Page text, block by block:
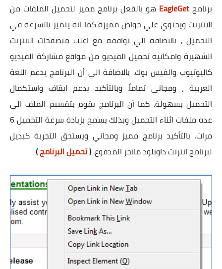
برنامج EagleGet هو بالفعل برنامج مميز لتحميل الملفات من
الانترنت ويحتوي علي خواص مميزة كما انه يتميز بالسرعة في
التحميل ، بالاضافة الي توافقه مع اغلب متصفحات الانترنت
الشهيرة وامكانية تحميل الفيديو من مواقع مشاركة الفيديو
كاليوتيوب والفيس بوك. بالاضافة الي أن البرنامج يدعم اللغة
العربية ، ومجاني تماماً. وبالتأكيد يدعم ايقاف واستكمال
التحميل بسهولة. كما أن البرنامج يقوم بتقسيم الملف الي
عده ملفات اثناء التحميل وبذلك يسمح بزيادة سرعة التحميل 6
مرات. بالتأكيد برنامج مميز ومجاني ويستحق التجربة كبديل
لبرنامج انترنت داونلود مانجر المدفوع.(تحميل البرنامج)